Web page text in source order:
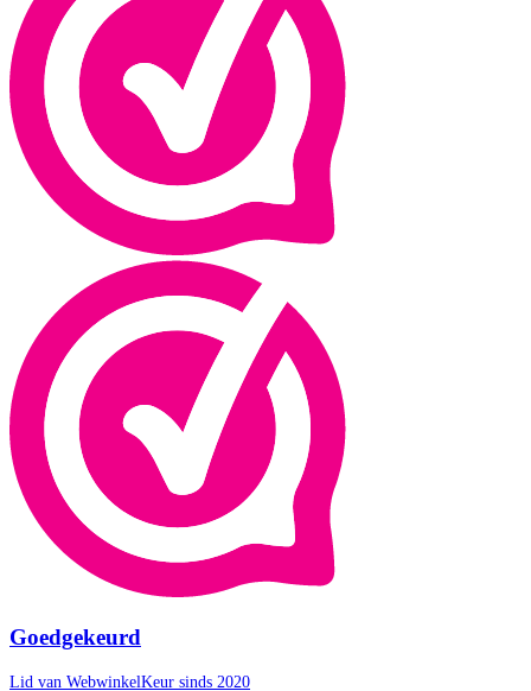
Goedgekeurd
Lid van WebwinkelKeur sinds 2020